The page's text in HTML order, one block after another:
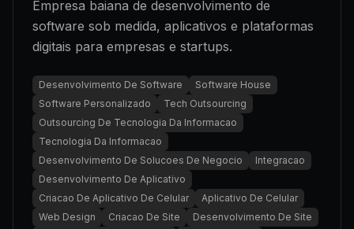
Empresa baiana de desenvolvimento de
software sob medida, aplicativos e plataformas
digitais para empresas e startups.
Desenvolvimento De Software
Software House
Software Personalizado
Tech Outsourcing
Outsourcing De Tecnologia Da Informacao
Tecnologia Da Informacao
Desenvolvimento De Solucoes De Negocio
Integracao
Desenvolvimento De Aplicativo
Criacao De Aplicativo De Celular
Aplicativo De Celular
Web Design
Criacao De Site
Desenvolvimento De Site